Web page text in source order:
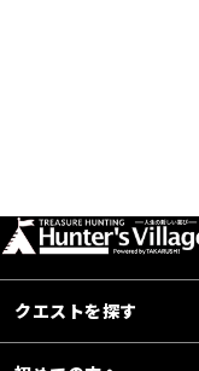
クエストを探す